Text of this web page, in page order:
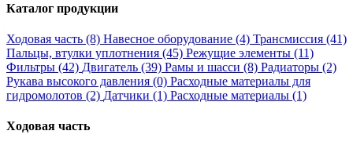
Каталог продукции
Ходовая часть (8) Навесное оборудование (4) Трансмиссия (41)
Пальцы, втулки уплотнения (45) Режущие элементы (11)
Фильтры (42) Двигатель (39) Рамы и шасси (8) Радиаторы (2)
Рукава высокого давления (0) Расходные материалы для
гидромолотов (2) Датчики (1) Расходные материалы (1)
Ходовая часть